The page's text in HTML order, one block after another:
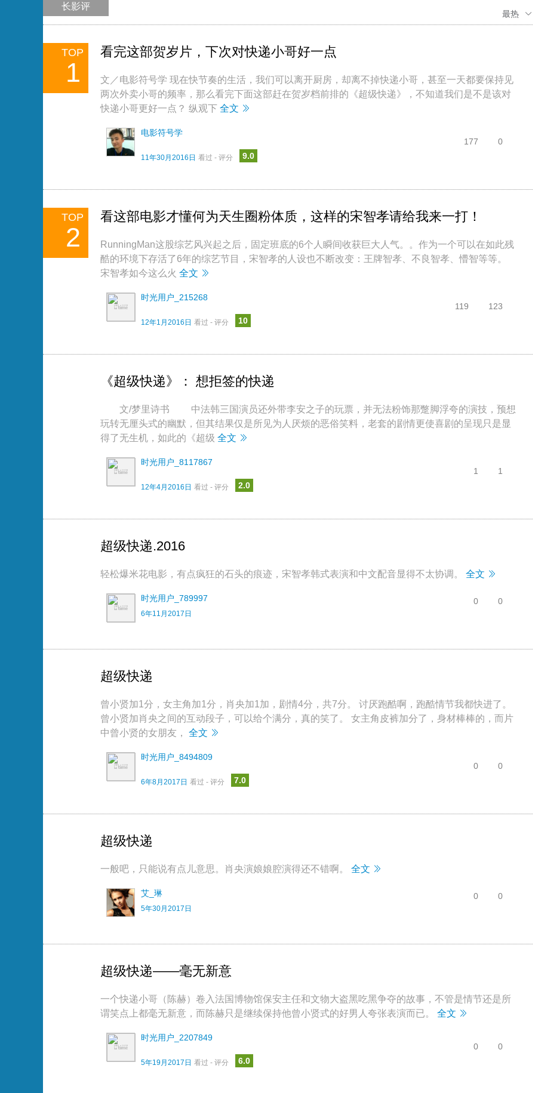
长影评
最热
TOP
1
看完这部贺岁片，下次对快递小哥好一点
文／电影符号学 现在快节奏的生活，我们可以离开厨房，却离不掉快递小哥，甚至一天都要保持见
两次外卖小哥的频率，那么看完下面这部赶在贺岁档前排的《超级快递》，不知道我们是不是该对
快递小哥更好一点？ 纵观下 全文
电影符号学
11年30月2016日 看过 - 评分 9.0
177 0
TOP
2
看这部电影才懂何为天生圈粉体质，这样的宋智孝请给我来一打！
RunningMan这股综艺风兴起之后，固定班底的6个人瞬间收获巨大人气。。作为一个可以在如此残
酷的环境下存活了6年的综艺节目，宋智孝的人设也不断改变：王牌智孝、不良智孝、懵智等等。
宋智孝如今这么火 全文
时光用户_215268
12年1月2016日 看过 - 评分 10
119 123
《超级快递》： 想拒签的快递
文/梦里诗书 中法韩三国演员还外带李安之子的玩票，并无法粉饰那蹩脚浮夸的演技，预想
玩转无厘头式的幽默，但其结果仅是所见为人厌烦的恶俗笑料，老套的剧情更使喜剧的呈现只是显
得了无生机，如此的《超级 全文
时光用户_8117867
12年4月2016日 看过 - 评分 2.0
1 1
超级快递.2016
轻松爆米花电影，有点疯狂的石头的痕迹，宋智孝韩式表演和中文配音显得不太协调。 全文
时光用户_789997
6年11月2017日
0 0
超级快递
曾小贤加1分，女主角加1分，肖央加1加，剧情4分，共7分。 讨厌跑酷啊，跑酷情节我都快进了。
曾小贤加肖央之间的互动段子，可以给个满分，真的笑了。 女主角皮裤加分了，身材棒棒的，而片
中曾小贤的女朋友，
全文
时光用户_8494809
6年8月2017日 看过 - 评分 7.0
0 0
超级快递
一般吧，只能说有点儿意思。肖央演娘娘腔演得还不错啊。 全文
艾_琳
5年30月2017日
0 0
超级快递——毫无新意
一个快递小哥（陈赫）卷入法国博物馆保安主任和文物大盗黑吃黑争夺的故事，不管是情节还是所
谓笑点上都毫无新意，而陈赫只是继续保持他曾小贤式的好男人夸张表演而已。
全文
时光用户_2207849
5年19月2017日 看过 - 评分 6.0
0 0